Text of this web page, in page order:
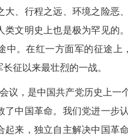
、行程之远、环境之险恶
类文明史上也是极为罕见的
中。在红一方面军的征途上
征以来最壮烈的一战。
，是中国共产党历史上一
了中国革命。我们党进一步
起来，独立自主解决中国革